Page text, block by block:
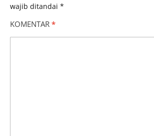
wajib ditandai *
KOMENTAR *